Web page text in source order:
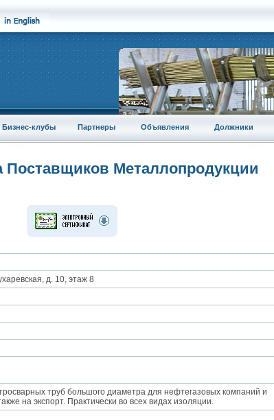
Бизнес-клубы Партнеры Объявления Должники
Металлопродукции
д. 10, этаж 8
труб большого диаметра для нефтегазовых компаний и
на экспорт. Практически во всех видах изоляции.